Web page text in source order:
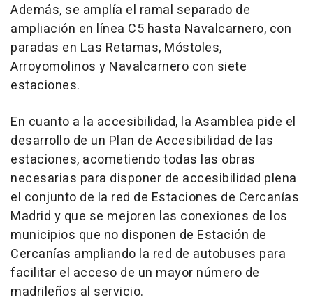
Además, se amplía el ramal separado de
ampliación en línea C5 hasta Navalcarnero, con
paradas en Las Retamas, Móstoles,
Arroyomolinos y Navalcarnero con siete
estaciones.
En cuanto a la accesibilidad, la Asamblea pide el
desarrollo de un Plan de Accesibilidad de las
estaciones, acometiendo todas las obras
necesarias para disponer de accesibilidad plena
el conjunto de la red de Estaciones de Cercanías
Madrid y que se mejoren las conexiones de los
municipios que no disponen de Estación de
Cercanías ampliando la red de autobuses para
facilitar el acceso de un mayor número de
madrileños al servicio.